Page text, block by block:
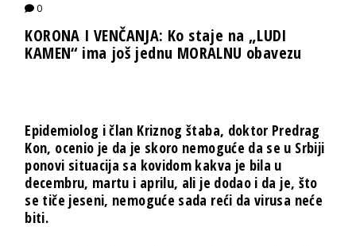
0
KORONA I VENČANJA: Ko staje na „LUDI
KAMEN“ ima još jednu MORALNU obavezu
Epidemiolog i član Kriznog štaba, doktor Predrag
Kon, ocenio je da je skoro nemoguće da se u Srbiji
ponovi situacija sa kovidom kakva je bila u
decembru, martu i aprilu, ali je dodao i da je, što
se tiče jeseni, nemoguće sada reći da virusa neće
biti.